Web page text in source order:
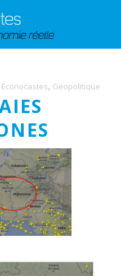
, Géopolitique